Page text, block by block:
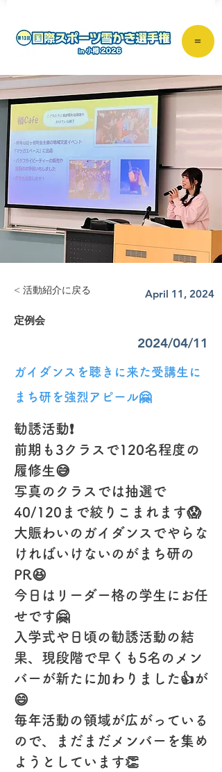
＝
< 活動紹介に戻る
April 11, 2024
定例会
2024/04/11
ガイダンスを聴きに来た受講生に
まち研を強烈アピール🤗
勧誘活動❗️
前期も3クラスで120名程度の
履修生😅
写真のクラスでは抽選で
40/120まで絞りこまれます😱
大賑わいのガイダンスでやらな
ければいけないのがまち研の
PR😆
今日はリーダー格の学生にお任
せです🤗
入学式や日頃の勧誘活動の結
果、現段階で早くも5名のメン
バーが新たに加わりました👍が
😄
毎年活動の領域が広がっている
ので、まだまだメンバーを集め
ようとしています👏